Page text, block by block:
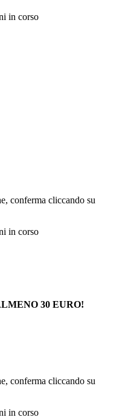
in corso
conferma cliccando su
in corso
30 EURO!
conferma cliccando su
in corso